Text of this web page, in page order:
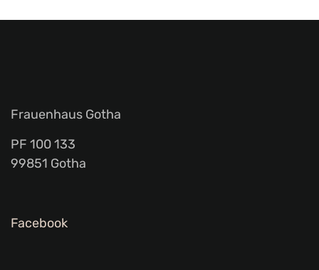
Frauenhaus Gotha
PF 100 133
99851 Gotha
Facebook